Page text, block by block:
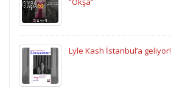
Lyle Kash İstanbul’a geliyor!